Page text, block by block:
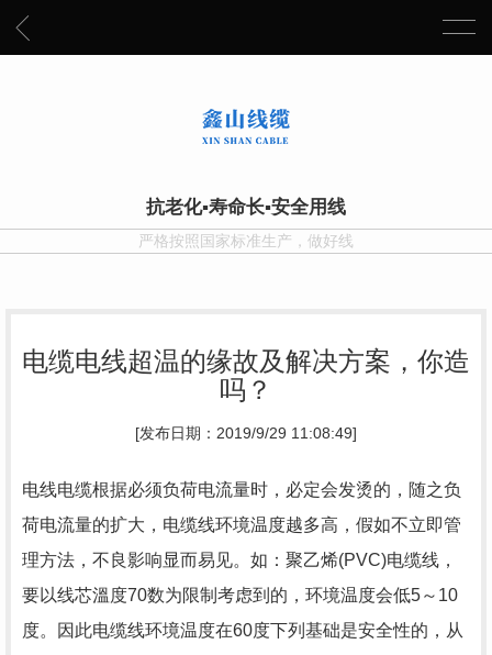
抗老化▪寿命长▪安全用线
严格按照国家标准生产，做好线
电缆电线超温的缘故及解决方案，你造
吗？
[发布日期：2019/9/29 11:08:49]
电线电缆根据必须负荷电流量时，必定会发烫的，随之负
荷电流量的扩大，电缆线环境温度越多高，假如不立即管
理方法，不良影响显而易见。如：聚乙烯(PVC)电缆线，
要以线芯溫度70数为限制考虑到的，环境温度会低5～10
度。因此电缆线环境温度在60度下列基础是安全性的，从